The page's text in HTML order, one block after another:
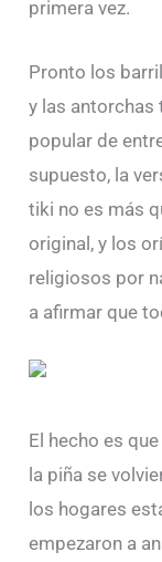
primera vez.
Pronto los
y las antorchas
popular de
supuesto, la
tiki no es más
original, y los
religiosos por
a afirmar que
El hecho es
la piña se
los hogares
empezaron a